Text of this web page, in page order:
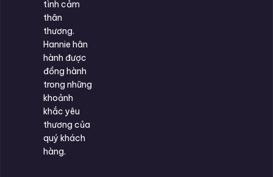
tình cảm
thân
thương.
Hannie hân
hành được
đồng hành
trong những
khoảnh
khắc yêu
thương của
quý khách
hàng.